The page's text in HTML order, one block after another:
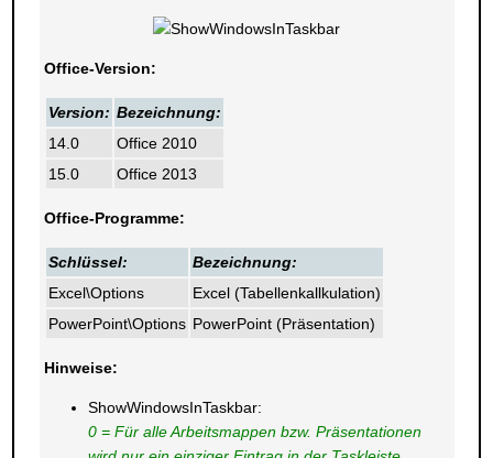
Office-Version:
Version: Bezeichnung:
14.0
Office 2010
15.0
Office 2013
Office-Programme:
Schlüssel:
Bezeichnung:
Excel\Options
Excel (Tabellenkallkulation)
PowerPoint\Options PowerPoint (Präsentation)
Hinweise:
ShowWindowsInTaskbar:
0 = Für alle Arbeitsmappen bzw. Präsentationen